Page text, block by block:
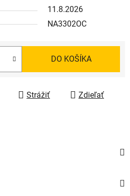
11.8.2026
NA3302OC
DO KOŠÍKA
Strážiť Zdieľať